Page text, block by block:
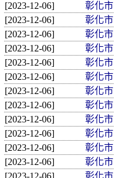
[2023-12-06]
彰化
[2023-12-06]
彰化
[2023-12-06]
彰化
[2023-12-06]
彰化
[2023-12-06]
彰化
[2023-12-06]
彰化
[2023-12-06]
彰化
[2023-12-06]
彰化
[2023-12-06]
彰化
[2023-12-06]
彰化
[2023-12-06]
彰化
[2023-12-06]
彰化
[2023-12-06]
彰化